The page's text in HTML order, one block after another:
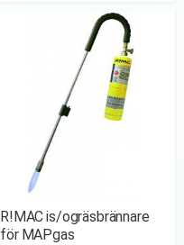
R!MAC is/ogräsbrännare
för MAPgas